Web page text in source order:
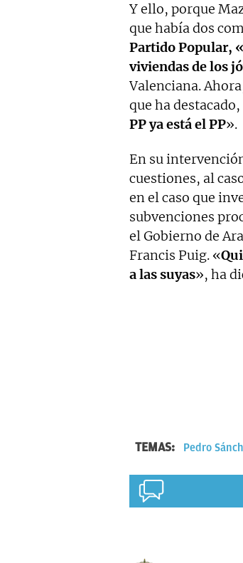
Y ello, porque
que había dos
Partido Popular,
viviendas de los
Valenciana.
que ha
PP ya está el PP».
En su
cuestiones, al
en el caso que
subvenciones
el Gobierno de
Francis Puig. «
a las suyas», ha
TEMAS: Pedro